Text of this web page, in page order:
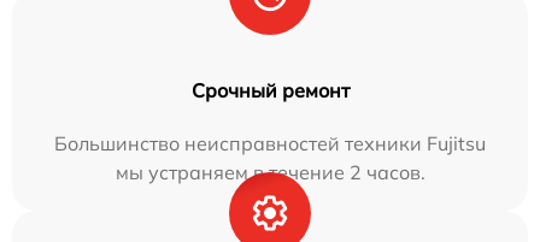
Срочный ремонт
Большинство неисправностей техники Fujitsu
мы устраняем в течение 2 часов.